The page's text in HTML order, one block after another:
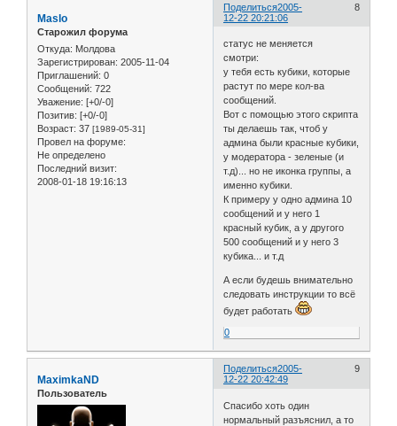
Поделиться 8
2005-
12-22 20:21:06
Maslo
Старожил форума
Откуда: Молдова
Зарегистрирован: 2005-11-04
Приглашений: 0
Сообщений: 722
Уважение: [+0/-0]
Позитив: [+0/-0]
Возраст: 37 [1989-05-31]
Провел на форуме:
Не определено
Последний визит:
2008-01-18 19:16:13
статус не меняется
смотри:
у тебя есть кубики, которые
растут по мере кол-ва
сообщений.
Вот с помощью этого скрипта
ты делаешь так, чтоб у
админа были красные кубики,
у модератора - зеленые (и
т.д)... но не иконка группы, а
именно кубики.
К примеру у одно админа 10
сообщений и у него 1
красный кубик, а у другого
500 сообщений и у него 3
кубика... и т.д
А если будешь внимательно
следовать инструкции то всё
будет работать
0
Поделиться 9
2005-
12-22 20:42:49
MaximkaND
Пользователь
Спасибо хоть один
нормальный разъяснил, а то